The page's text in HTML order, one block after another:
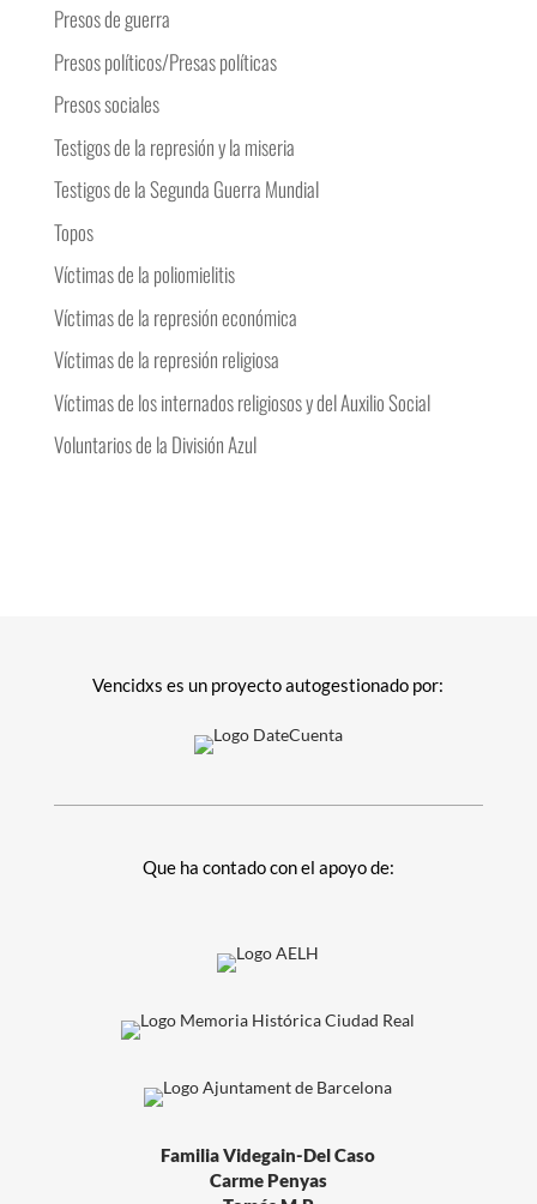
Presos de guerra
Presos políticos/Presas políticas
Presos sociales
Testigos de la represión y la miseria
Testigos de la Segunda Guerra Mundial
Topos
Víctimas de la poliomielitis
Víctimas de la represión económica
Víctimas de la represión religiosa
Víctimas de los internados religiosos y del Auxilio Social
Voluntarios de la División Azul
Vencidxs es un proyecto autogestionado por:
Que ha contado con el apoyo de:
Familia Videgain-Del Caso
Carme Penyas